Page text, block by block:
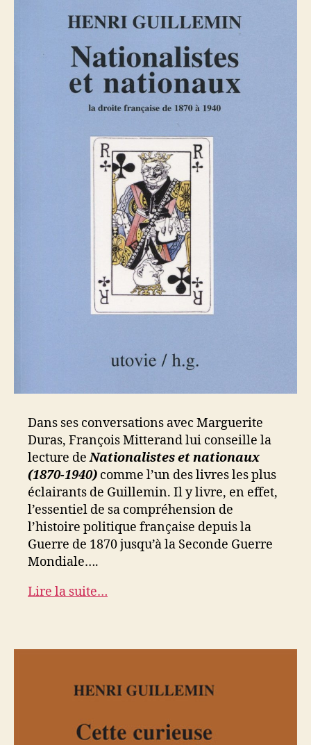
Dans ses conversations avec Marguerite
Duras, François Mitterand lui conseille la
lecture deNationalistes et nationaux
(1870-1940) comme l’un des livres les plus
éclairants de Guillemin. Il y livre, en effet,
l’essentiel de sa compréhension de
l’histoire politique française depuis la
Guerre de 1870 jusqu’à la Seconde Guerre
Mondiale….
Lire la suite…